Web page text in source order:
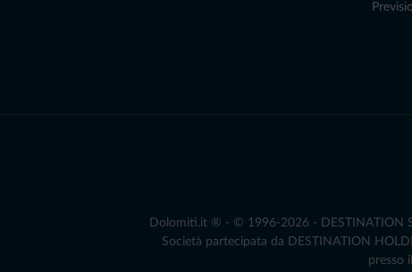
Dolomiti.it ® - © 1996-2026 - DESTINATION
Società partecipata da DESTINATION
presso